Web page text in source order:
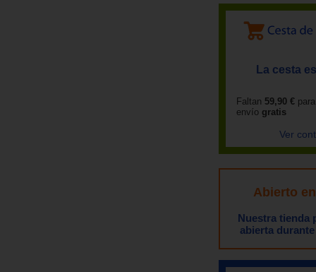
La cesta
Faltan 59,90 €
envío gratis
Ver
Abierto
Nuestra tienda
abierta